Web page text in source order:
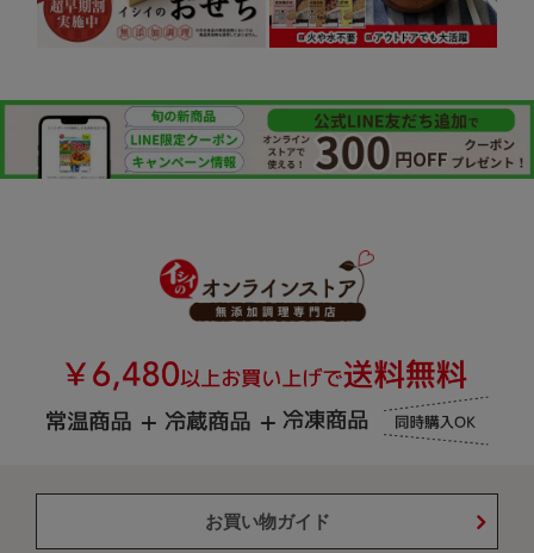
お買い物ガイド